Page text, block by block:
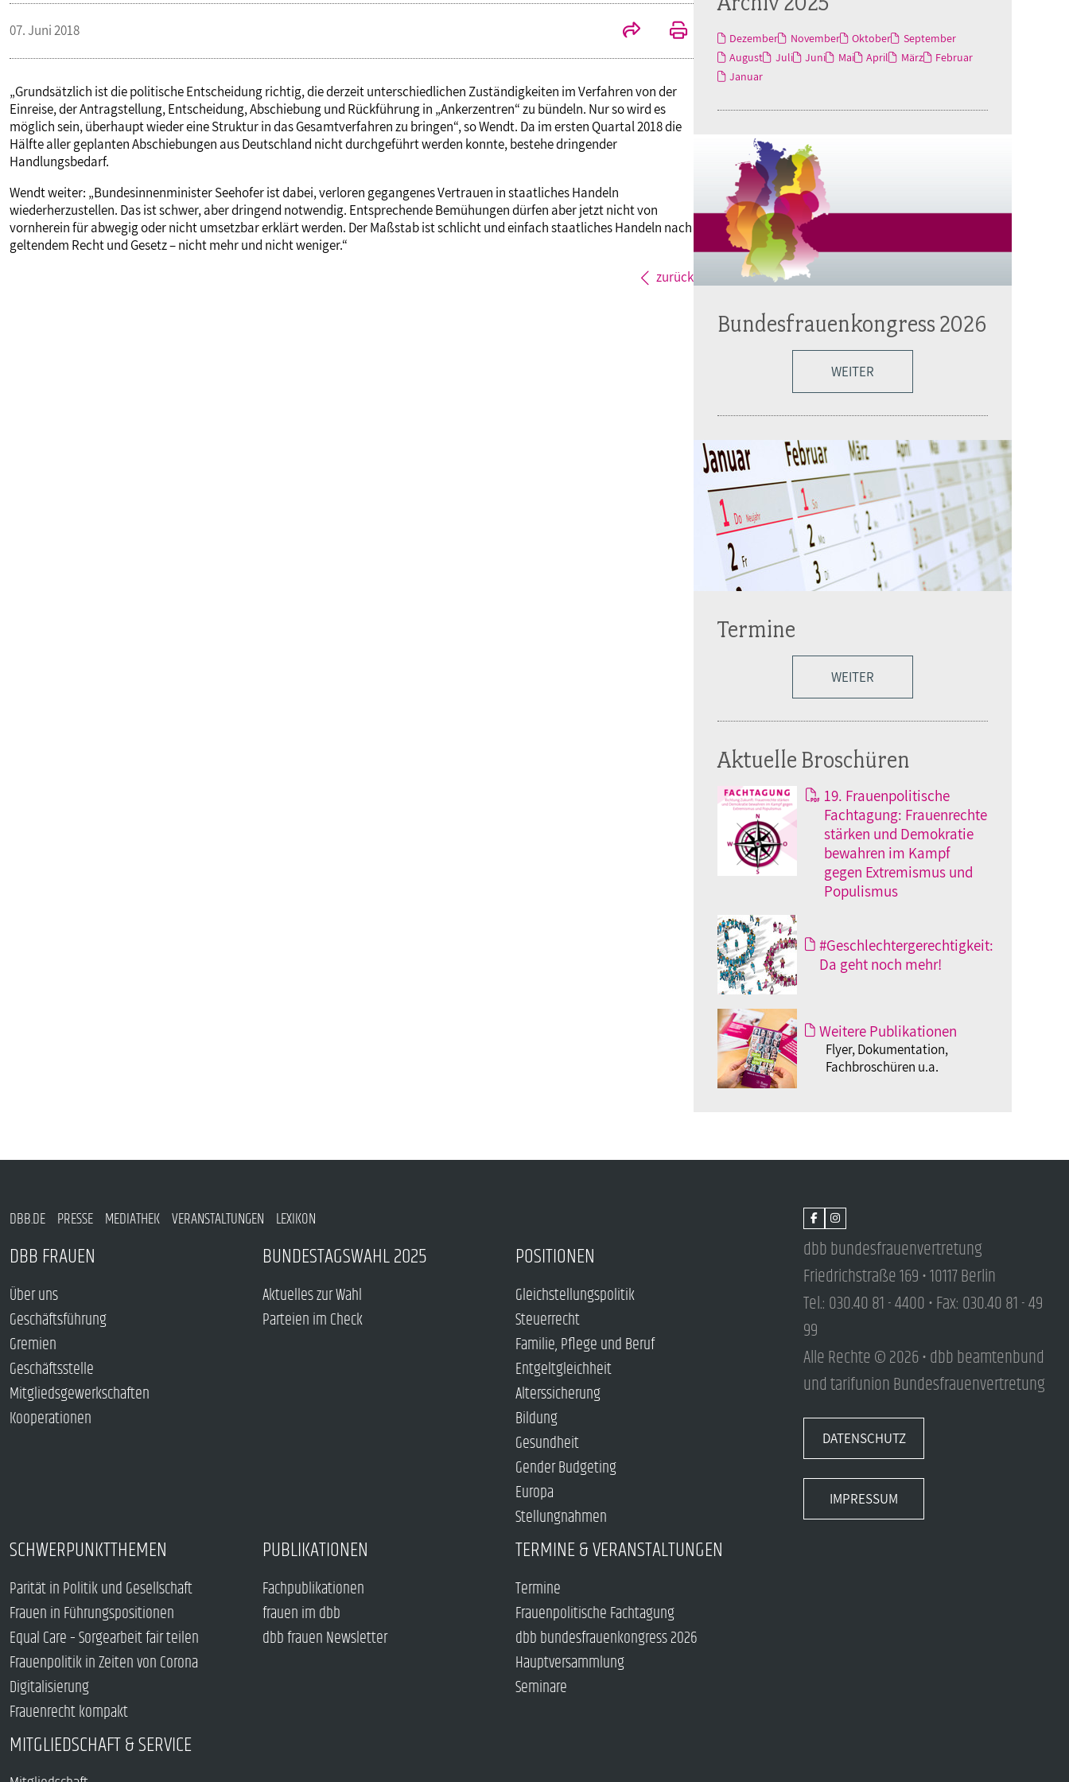
Kooperationen
Bildung
Gesundheit
Gender Budgeting
Europa
Frauenrecht kompakt
PUBLIKATIONEN
TERMINE & VERANSTALTUNGEN
MITGLIEDSCHAFT & SERVICE
Verlag
07. Juni 2018
„Grundsätzlich ist die politische Entscheidung richtig, die derzeit unterschiedlichen Zuständigkeiten im Verfahren von der
Einreise, der Antragstellung, Entscheidung, Abschiebung und Rückführung in „Ankerzentren“ zu bündeln. Nur so wird es
möglich sein, überhaupt wieder eine Struktur in das Gesamtverfahren zu bringen“, so Wendt. Da im ersten Quartal 2018 die
Hälfte aller geplanten Abschiebungen aus Deutschland nicht durchgeführt werden konnte, bestehe dringender
Handlungsbedarf.
Wendt weiter: „Bundesinnenminister Seehofer ist dabei, verloren gegangenes Vertrauen in staatliches Handeln
wiederherzustellen. Das ist schwer, aber dringend notwendig. Entsprechende Bemühungen dürfen aber jetzt nicht von
vornherein für abwegig oder nicht umsetzbar erklärt werden. Der Maßstab ist schlicht und einfach staatliches Handeln nach
geltendem Recht und Gesetz – nicht mehr und nicht weniger.“
zurück
Dezember November Oktober
September
August
Juli Juni Mai April März
Februar
Januar
Bundesfrauenkongress 2026
WEITER
Termine
WEITER
Aktuelle Broschüren
19. Frauenpolitische
Fachtagung: Frauenrechte
stärken und Demokratie
bewahren im Kampf
gegen Extremismus und
Populismus
#Geschlechtergerechtigkeit:
Da geht noch mehr!
Weitere Publikationen
Flyer, Dokumentation,
Fachbroschüren u.a.
DBB.DE PRESSE MEDIATHEK VERANSTALTUNGEN LEXIKON
DBB FRAUEN
Über uns
Geschäftsführung
Gremien
Geschäftsstelle
Mitgliedsgewerkschaften
Kooperationen
BUNDESTAGSWAHL 2025
Aktuelles zur Wahl
Parteien im Check
POSITIONEN
Gleichstellungspolitik
Steuerrecht
Familie, Pflege und Beruf
Entgeltgleichheit
Alterssicherung
Bildung
Gesundheit
Gender Budgeting
Europa
Stellungnahmen
SCHWERPUNKTTHEMEN
Parität in Politik und Gesellschaft
Frauen in Führungspositionen
Equal Care – Sorgearbeit fair teilen
Frauenpolitik in Zeiten von Corona
Digitalisierung
Frauenrecht kompakt
PUBLIKATIONEN
Fachpublikationen
frauen im dbb
dbb frauen Newsletter
TERMINE & VERANSTALTUNGEN
Termine
Frauenpolitische Fachtagung
dbb bundesfrauenkongress 2026
Hauptversammlung
Seminare
MITGLIEDSCHAFT & SERVICE
dbb bundesfrauenvertretung
Friedrichstraße 169 • 10117 Berlin
Tel.: 030.40 81 - 4400 • Fax: 030.40 81 - 49
99
Alle Rechte © 2026 • dbb beamtenbund
und tarifunion Bundesfrauenvertretung
DATENSCHUTZ
IMPRESSUM